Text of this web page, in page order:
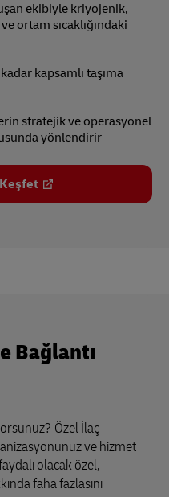
ekibiyle kriyojenik,
ortam sıcaklığındaki
kapsamlı taşıma
stratejik ve operasyonel
yönlendirir
Keşfet
Bağlantı
Özel İlaç
ve hizmet
olacak özel,
faha fazlasını